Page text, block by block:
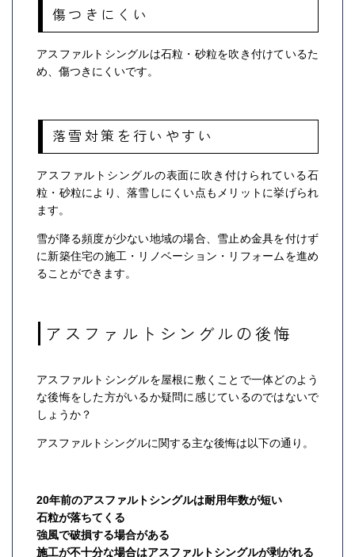
傷つきにくい
アスファルトシングルは石粒・砂粒を吹き付けているた
め、傷つきにくいです。
落雪対策を行いやすい
アスファルトシングルの表面に吹き付けられている石
粒・砂粒により、落雪しにくい点もメリットに挙げられ
ます。
雪が降る頻度が少ない地域の場合、雪止め金具を付けず
に新築住宅の施工・リノベーション・リフォームを進め
ることができます。
アスファルトシングルの後悔
アスファルトシングルを屋根に敷くことで一体どのよう
な後悔をした方がいるか疑問に感じているのではないで
しょうか？
アスファルトシングルに関する主な後悔は以下の通り。
20年前のアスファルトシングルは耐用年数が短い
石粒が落ちてくる
強風で破損する場合がある
施工が不十分な場合はアスファルトシングルが剥がれる